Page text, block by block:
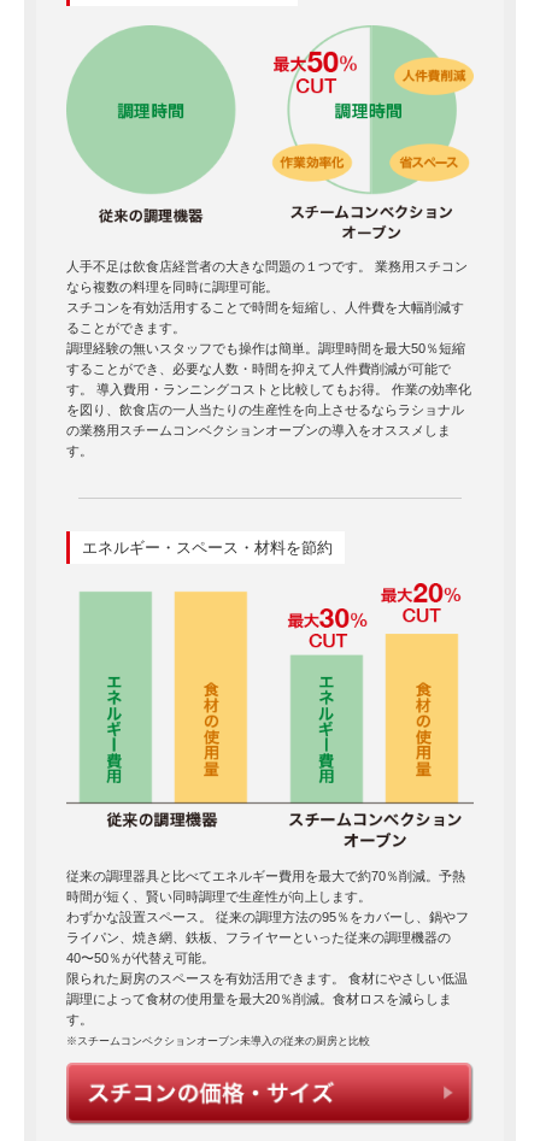
人手不足は飲食店経営者の大きな問題の１つです。 業務用スチコン
なら複数の料理を同時に調理可能。
スチコンを有効活用することで時間を短縮し、人件費を大幅削減す
ることができます。
調理経験の無いスタッフでも操作は簡単。調理時間を最大50％短縮
することができ、必要な人数・時間を抑えて人件費削減が可能で
す。 導入費用・ランニングコストと比較してもお得。 作業の効率化
を図り、飲食店の一人当たりの生産性を向上させるならラショナル
の業務用スチームコンベクションオーブンの導入をオススメしま
す。
エネルギー・スペース・材料を節約
従来の調理器具と比べてエネルギー費用を最大で約70％削減。予熱
時間が短く、賢い同時調理で生産性が向上します。
わずかな設置スペース。 従来の調理方法の95％をカバーし、鍋やフ
ライパン、焼き網、鉄板、フライヤーといった従来の調理機器の
40〜50％が代替え可能。
限られた厨房のスペースを有効活用できます。 食材にやさしい低温
調理によって食材の使用量を最大20％削減。食材ロスを減らしま
す。
※スチームコンベクションオーブン未導入の従来の厨房と比較